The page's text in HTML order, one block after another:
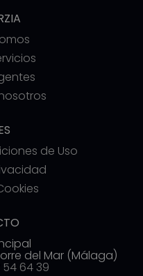
de Uso
del Mar (Málaga)
54 64 39